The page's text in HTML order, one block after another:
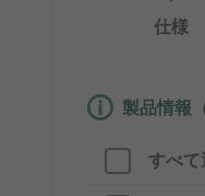
仕様
製品情報
すべ